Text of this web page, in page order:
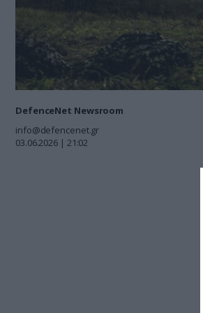
DefenceNet Newsroom
info@defencenet.gr
03.06.2026 | 21:02